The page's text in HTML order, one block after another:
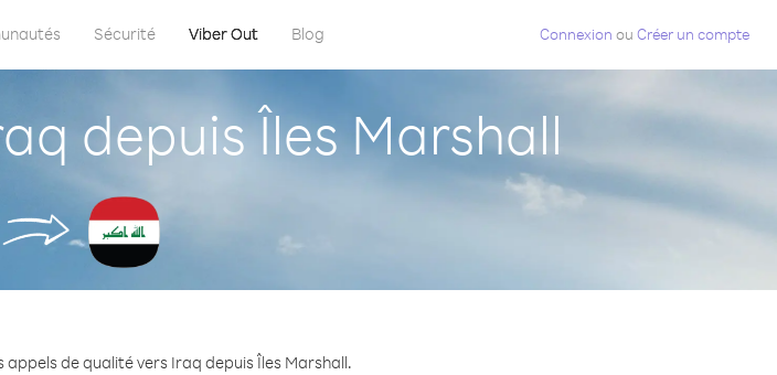
Sécurité Viber Out Blog Connexion ou Créer un compte
depuis Îles Marshall
appels de qualité vers Iraq depuis Îles Marshall.